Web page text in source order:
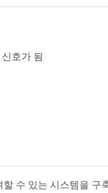
호가 됨
수 있는 시스템을 구